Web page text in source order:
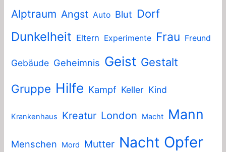
Alptraum Angst Auto Blut Dorf
Dunkelheit Eltern Experimente Frau Freund
Gebäude Geheimnis Geist Gestalt
Gruppe Hilfe Kampf Keller Kind
Krankenhaus Kreatur London Macht Mann
Menschen Mord Mutter Nacht Opfer